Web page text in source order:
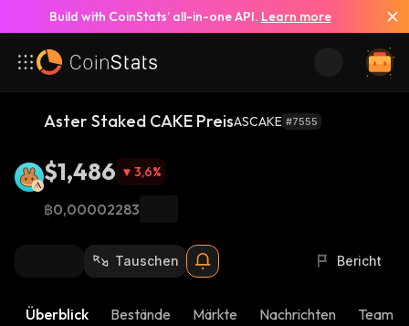
Build with CoinStats’ all-in-one API. Learn more
Aster Staked CAKE PreisASCAKE #7555
$1,486 3,6%
฿0,00002283
Tauschen Bericht
Überblick Bestände Märkte Nachrichten Team-